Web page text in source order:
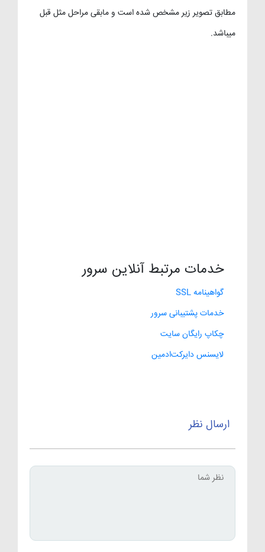
مطابق تصویر زیر مشخص شده است و مابقی مراحل مثل قبل
میباشد.
خدمات مرتبط آنلاین سرور
گواهینامه SSL
خدمات پشتیبانی سرور
چکاپ رایگان سایت
لایسنس دایرکت‌ادمین
ارسال نظر